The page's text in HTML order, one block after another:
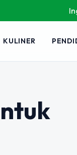
Ingin
KULINER